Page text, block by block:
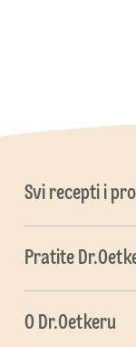
Svi recepti i
Pratite
O Dr.Oetkeru